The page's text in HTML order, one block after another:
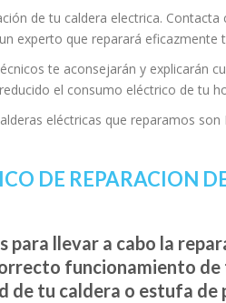
de tu caldera electrica.
experto que reparará eficazmente
te aconsejarán y explicarán
el consumo eléctrico de tu
eléctricas que reparamos
DE REPARACION
para llevar a cabo la
funcionamiento
de tu caldera o estufa de